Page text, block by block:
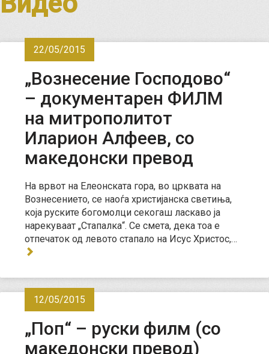
22/05/2015
„Вознесение Господово“
– документарен ФИЛМ
на митрополитот
Иларион Алфеев, со
македонски превод
На врвот на Елеонската гора, во црквата на
Вознесението, се наоѓа христијанска светиња,
која руските богомолци секогаш ласкаво ја
нарекуваат „Стапалка“. Се смета, дека тоа е
отпечаток од левото стапало на Исус Христос,…
12/05/2015
„Поп“ – руски филм (со
македонски превод)